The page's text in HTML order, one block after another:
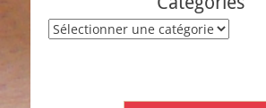
Catégories